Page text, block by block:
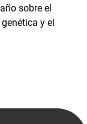
sobre el
y el